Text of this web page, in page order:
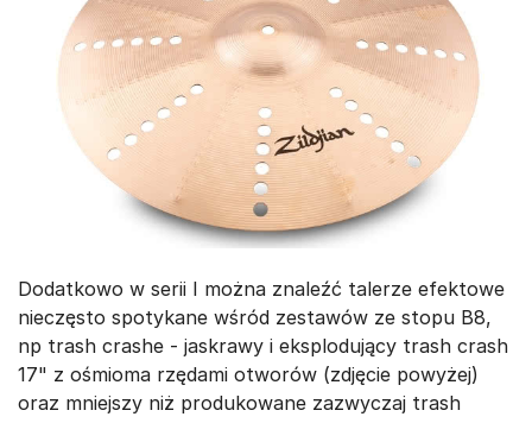
Dodatkowo w serii I można znaleźć talerze efektowe
nieczęsto spotykane wśród zestawów ze stopu B8,
np trash crashe - jaskrawy i eksplodujący trash crash
17" z ośmioma rzędami otworów (zdjęcie powyżej)
oraz mniejszy niż produkowane zazwyczaj trash